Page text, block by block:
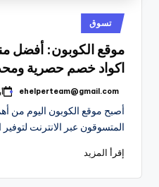
نُشر
في
تسوق
موقع الكوبون: أفضل
اكواد خصم حصرية
تمّ
بواسطة
ehelperteam@gmail.com
أصبح موقع الكوبون اليوم من
المتسوقون عبر الانترنت لتوفير
إقرأ المزيد